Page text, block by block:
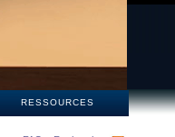
RESSOURCES